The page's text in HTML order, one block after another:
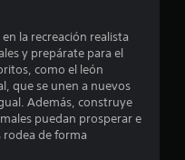
la recreación realista
y prepárate para el
como el león
que se unen a nuevos
Además, construye
puedan prosperar e
de forma